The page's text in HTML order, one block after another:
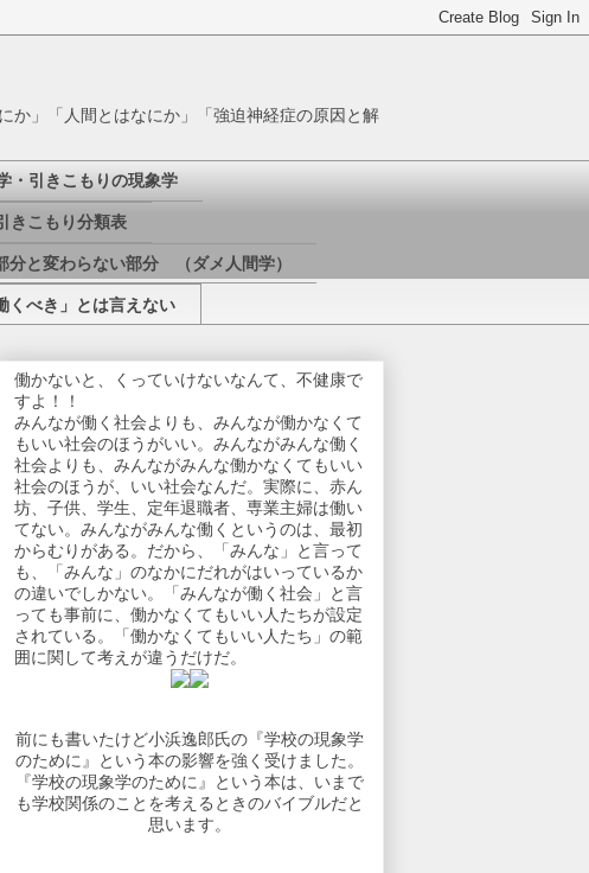
か」「人間とはなにか」「強迫神経症の原因と解
・引きこもりの現象学
きこもり分類表
分と変わらない部分 （ダメ人間学）
くべき」とは言えない
働かないと、くっていけないなんて、不健康で
すよ！！
みんなが働く社会よりも、みんなが働かなくて
もいい社会のほうがいい。みんながみんな働く
社会よりも、みんながみんな働かなくてもいい
社会のほうが、いい社会なんだ。実際に、赤ん
坊、子供、学生、定年退職者、専業主婦は働い
てない。みんながみんな働くというのは、最初
からむりがある。だから、「みんな」と言って
も、「みんな」のなかにだれがはいっているか
の違いでしかない。「みんなが働く社会」と言
っても事前に、働かなくてもいい人たちが設定
されている。「働かなくてもいい人たち」の範
囲に関して考えが違うだけだ。
前にも書いたけど小浜逸郎氏の『学校の現象学
のために』という本の影響を強く受けました。
『学校の現象学のために』という本は、いまで
も学校関係のことを考えるときのバイブルだと
思います。